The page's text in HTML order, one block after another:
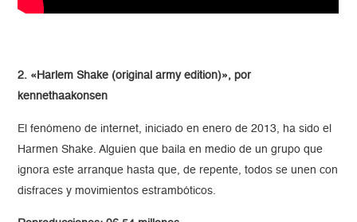
2. «Harlem Shake (original army edition)», por
kennethaakonsen
El fenómeno de internet, iniciado en enero de 2013, ha sido el
Harmen Shake. Alguien que baila en medio de un grupo que
ignora este arranque hasta que, de repente, todos se unen con
disfraces y movimientos estrambóticos.